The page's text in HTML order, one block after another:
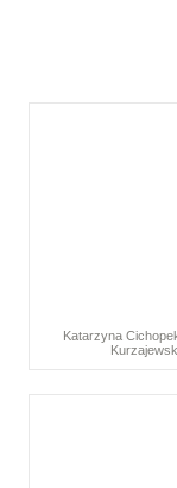
Katarzyna